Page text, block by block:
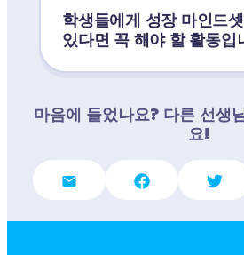
학생들에게 성장 마인드
있다면 꼭 해야 할 활동입
마음에 들었나요? 다른 선생
요!